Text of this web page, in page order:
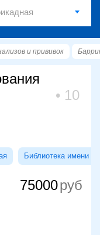
и прививок
10
Библиотека имени
75000